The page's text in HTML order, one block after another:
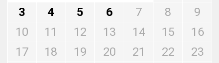
3
4 5 6 7 8
9
10
11 12 13 14 15
16
17
18 19 20 21 22
23